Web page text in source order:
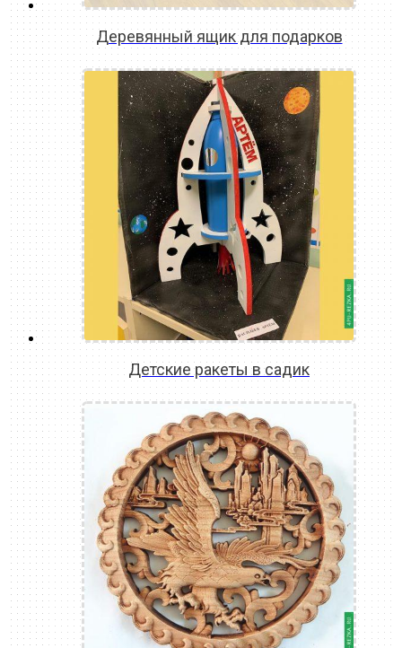
Деревянный ящик для подарков
READ MORE
Детские ракеты в садик
READ MORE